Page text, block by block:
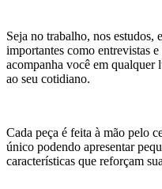
Seja no trabalho, nos estudos,
importantes como entrevistas
acompanha você em qualquer
ao seu cotidiano.
Cada peça é feita à mão pelo
único podendo apresentar
características que reforçam